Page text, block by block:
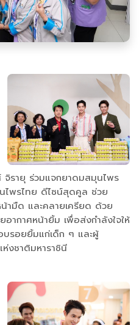
รายุ ร่วมแจกยาดมสมุนไพร
ไพรไทย ดีไซน์สุดคูล ช่วย
ามืด และคลายเครียด ด้วย
ากาศหน้ายิ้ม เพื่อส่งกำลังใจให้
รอยยิ้มแก่เด็ก ๆ และผู้
งชาติมหาราชินี